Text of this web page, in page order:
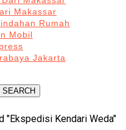
Makassar
Rumah
Mobil
Jakarta
SEARCH
"Ekspedisi Kendari Weda"